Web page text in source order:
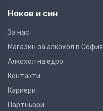
Ноков и син
За нас
Магазин за алкохол в София
Алкохол на едро
Контакти
Кариери
Партньори